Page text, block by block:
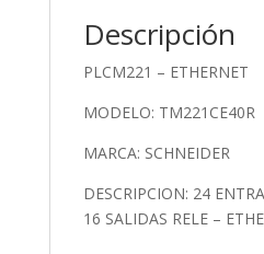
Descripción
PLCM221 – ETHERNET
MODELO: TM221CE40R
MARCA: SCHNEIDER
DESCRIPCION: 24
16 SALIDAS RELE –